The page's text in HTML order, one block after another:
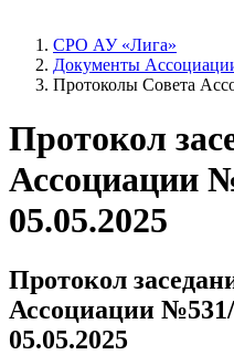
СРО АУ «Лига»
Документы
Протоколы Совета
Протокол
Ассоциации
05.05.2025
Протокол
Ассоциации
05.05.2025